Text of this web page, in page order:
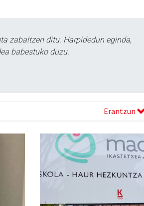
zabaltzen ditu. Harpidedun eginda,
babestuko duzu.
Erantzun